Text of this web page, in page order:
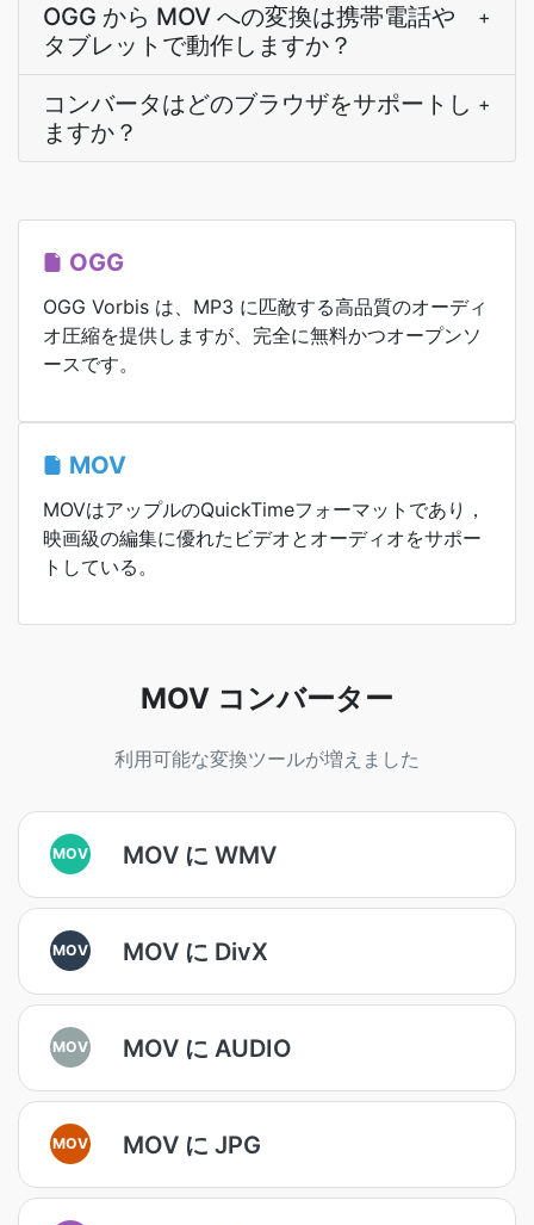
OGG から MOV への変換は携帯電話や
タブレットで動作しますか？
+
コンバータはどのブラウザをサポートし
ますか？
+
OGG
OGG Vorbis は、MP3 に匹敵する高品質のオーディ
オ圧縮を提供しますが、完全に無料かつオープンソ
ースです。
MOV
MOVはアップルのQuickTimeフォーマットであり，
映画級の編集に優れたビデオとオーディオをサポー
トしている。
MOV コンバーター
利用可能な変換ツールが増えました
MOV MOV に WMV
MOV MOV に DivX
MOV MOV に AUDIO
MOV MOV に JPG